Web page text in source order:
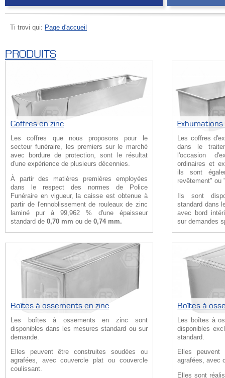
Ti trovi qui: Page d'accueil
PRODUITS
Coffres en zinc
Les coffres que nous proposons pour le
secteur funéraire, les premiers sur le marché
avec bordure de protection, sont le résultat
d'une expérience de plusieurs décennies.
À partir des matières premières employées
dans le respect des normes de Police
Funéraire en vigueur, la caisse est obtenue à
partir de l'ennoblissement de rouleaux de zinc
laminé pur à 99,962 % d'une épaisseur
standard de 0,70 mm ou de 0,74 mm.
Exhumations
Les coffres
dans le
l'occasion
ordinaires et
ils sont
revêtement" ou
Ils sont
standard dans
avec bord
sur demandes
Boîtes à ossements en zinc
Les boîtes à ossements en zinc sont
disponibles dans les mesures standard ou sur
demande.
Elles peuvent être construites soudées ou
agrafées, avec couvercle plat ou couvercle
coulissant.
Boîtes à
Les boîtes à
disponibles
standard.
Elles peuvent
agrafées, avec
Elles sont